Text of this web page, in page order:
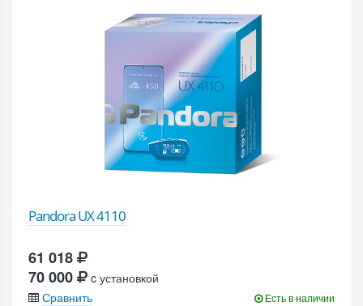
Pandora UX 4110
61 018
70 000
c установкой
Сравнить
Есть в наличии